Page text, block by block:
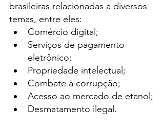
brasileiras relacionadas a diversos
temas, entre eles:
Comércio digital;
Serviços de pagamento
eletrônico;
Propriedade intelectual;
Combate à corrupção;
Acesso ao mercado de etanol;
Desmatamento ilegal.